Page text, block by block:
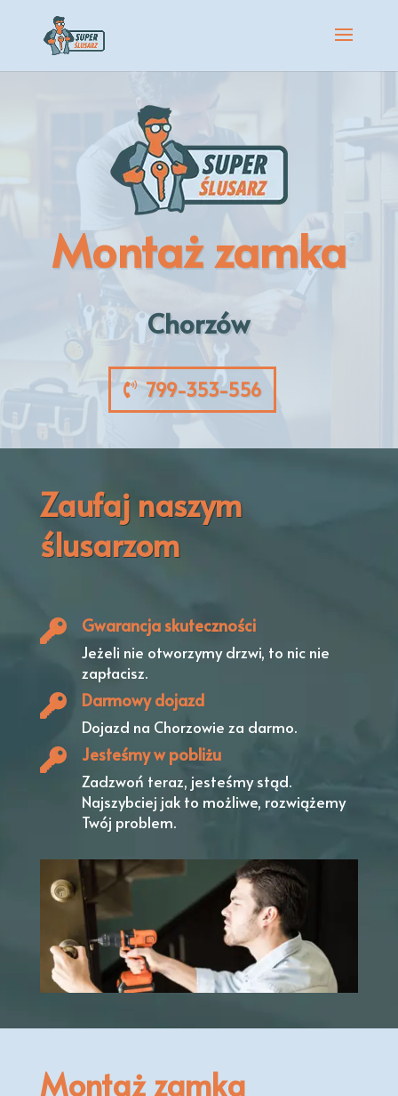
Montaż zamka
Chorzów
799-353-556
Zaufaj naszym
ślusarzom
Gwarancja skuteczności
Jeżeli nie otworzymy drzwi, to nic nie
zapłacisz.
Darmowy dojazd
Dojazd na Chorzowie za darmo.
Jesteśmy w pobliżu
Zadzwoń teraz, jesteśmy stąd.
Najszybciej jak to możliwe, rozwiążemy
Twój problem.
Montaż zamka